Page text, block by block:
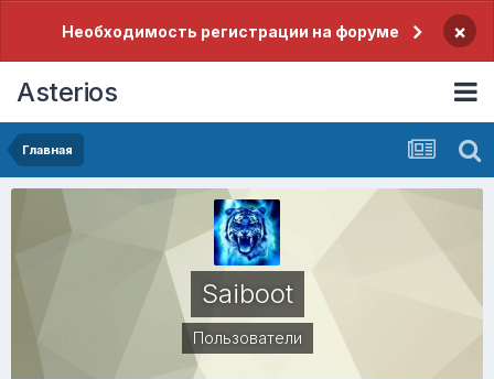
Необходимость регистрации на форуме ×
Asterios
Главная
Saiboot
Пользователи